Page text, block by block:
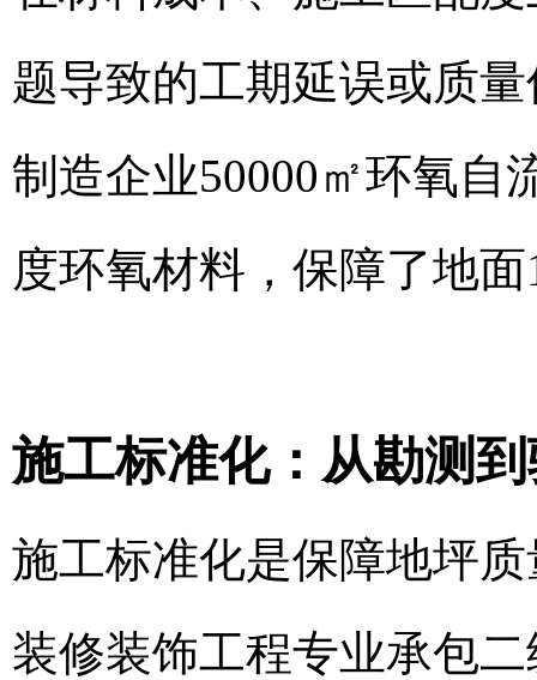
题导致的工期延误或质
制造企业50000㎡环氧自
度环氧材料，保障了地
施工标准化：从勘测
施工标准化是保障地坪
装修装饰工程专业承包